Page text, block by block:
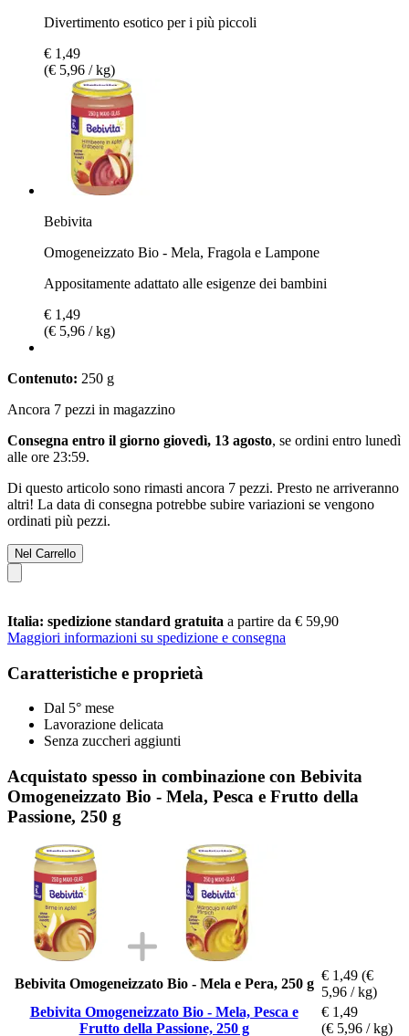
Divertimento esotico per i più piccoli
€ 1,49
(€ 5,96 / kg)
Bebivita
Omogeneizzato Bio - Mela, Fragola e Lampone
Appositamente adattato alle esigenze dei bambini
€ 1,49
(€ 5,96 / kg)
Contenuto: 250 g
Ancora 7 pezzi in magazzino
Consegna entro il giorno giovedì, 13 agosto, se ordini entro lunedì
alle ore 23:59.
Di questo articolo sono rimasti ancora 7 pezzi. Presto ne arriveranno
altri! La data di consegna potrebbe subire variazioni se vengono
ordinati più pezzi.
Nel Carrello
Italia: spedizione standard gratuita a partire da € 59,90
Maggiori informazioni su spedizione e consegna
Caratteristiche e proprietà
Dal 5° mese
Lavorazione delicata
Senza zuccheri aggiunti
Acquistato spesso in combinazione con Bebivita
Omogeneizzato Bio - Mela, Pesca e Frutto della
Passione, 250 g
Bebivita Omogeneizzato Bio - Mela e Pera, 250 g
€ 1,49 (€
5,96 / kg)
Bebivita Omogeneizzato Bio - Mela, Pesca e
Frutto della Passione, 250 g
€ 1,49
(€ 5,96 / kg)